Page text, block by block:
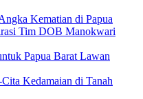
Kematian di Papua
Tim DOB Manokwari
Papua Barat Lawan
Kedamaian di Tanah